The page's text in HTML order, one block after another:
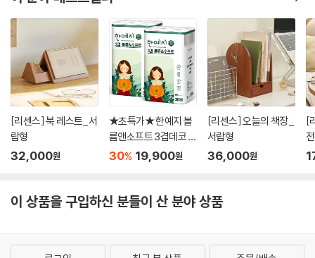
[리센스] 북 레스트_서
랍형
32,000원
★초특가★ 한예지 볼
륨앤소프트 3겹데코 천
연펄프 화장지 30롤 ×
30% 19,900원
[리센스] 오늘의 책장_
서랍형
36,000원
[
이 상품을 구입하신 분들이 산 분야 상품